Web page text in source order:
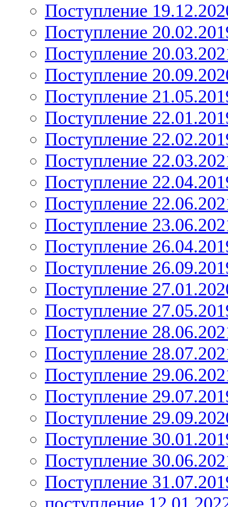
Поступление
Поступление
Поступление
Поступление
Поступление
Поступление
Поступление
Поступление
Поступление
Поступление
Поступление
Поступление
Поступление
Поступление
Поступление
Поступление
Поступление
Поступление
Поступление
Поступление
Поступление
Поступление
Поступление